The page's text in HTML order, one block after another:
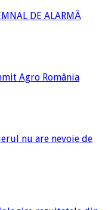
DE ALARMĂ
Agro România
nu are nevoie de